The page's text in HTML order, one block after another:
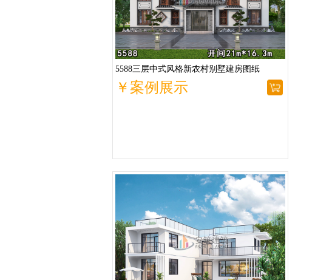
5588三层中式风格新农村别墅建房图纸
￥案例展示